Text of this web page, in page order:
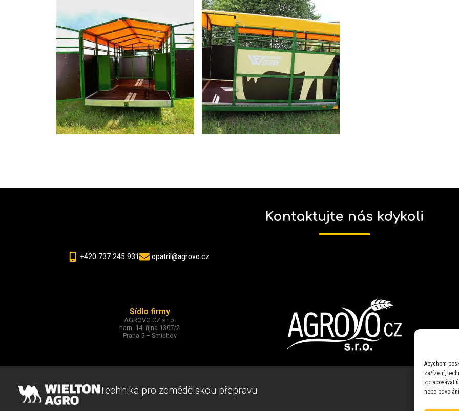
Abychom
zařízení,
zpracovávat
nebo
Kontaktujte nás kdykoli
+420 737 245 931 opatril@agrovo.cz
Sídlo firmy
AGROVO CZ s.r.o.
nam. 14. října 1307/2
Praha 5 – Smíchov
Technika pro zemědělskou přepravu